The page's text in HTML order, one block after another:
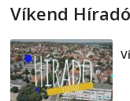
Víkend